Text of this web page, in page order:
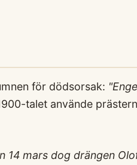
för dödsorsak:
talet använde
14 mars dog drängen